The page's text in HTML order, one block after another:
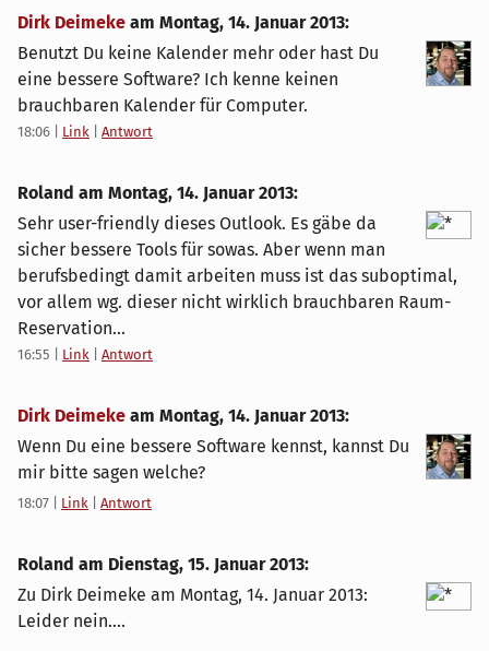
Dirk Deimeke am Montag, 14. Januar 2013:
Benutzt Du keine Kalender mehr oder hast Du
eine bessere Software? Ich kenne keinen
brauchbaren Kalender für Computer.
18:06 Link Antwort
Roland am Montag, 14. Januar 2013:
Sehr user-friendly dieses Outlook. Es gäbe da
sicher bessere Tools für sowas. Aber wenn man
berufsbedingt damit arbeiten muss ist das suboptimal,
vor allem wg. dieser nicht wirklich brauchbaren Raum-
Reservation...
16:55 Link Antwort
Dirk Deimeke am Montag, 14. Januar 2013:
Wenn Du eine bessere Software kennst, kannst Du
mir bitte sagen welche?
18:07 Link Antwort
Roland am Dienstag, 15. Januar 2013:
Zu Dirk Deimeke am Montag, 14. Januar 2013:
Leider nein....